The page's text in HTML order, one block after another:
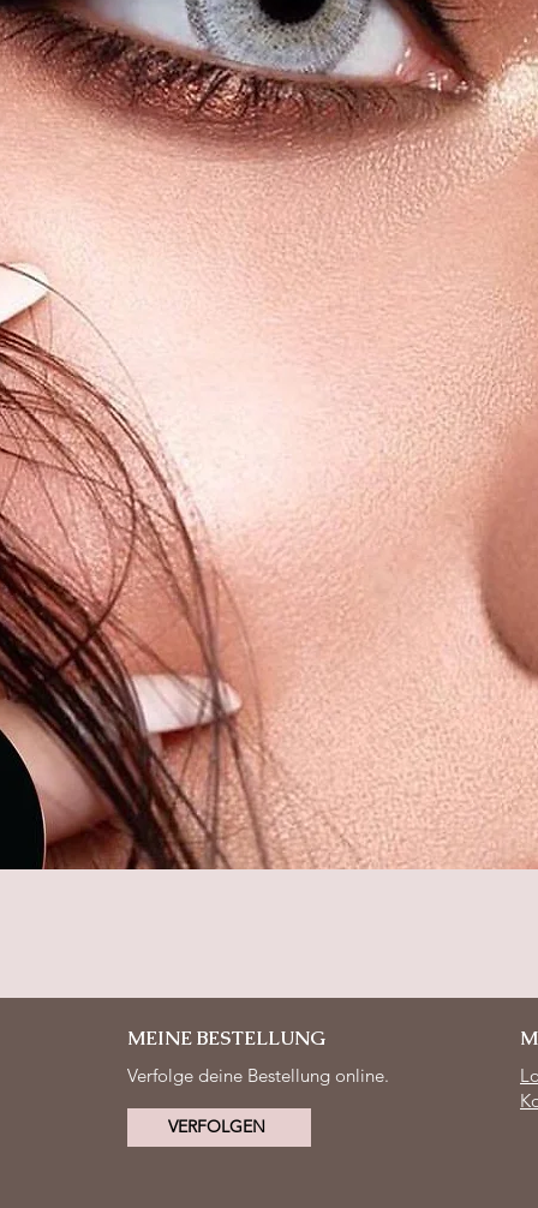
für jede Augenfarbe - helle
einsetzbar für große und kleine
besonders natürlichen Look.
haltbar.
ein sehr angenehmes
Irritationen.
von der "efsa" und der "EMA"
für farbige, luxuriöse
Wir empfehlen unsere LUNA
Kombilösung zu reinigen /
38%, 62% Polymacon.
Kontaktlinsen steril verpackt und
MEINE BESTELLUNG
Verfolge deine Bestellung online.
VERFOLGEN